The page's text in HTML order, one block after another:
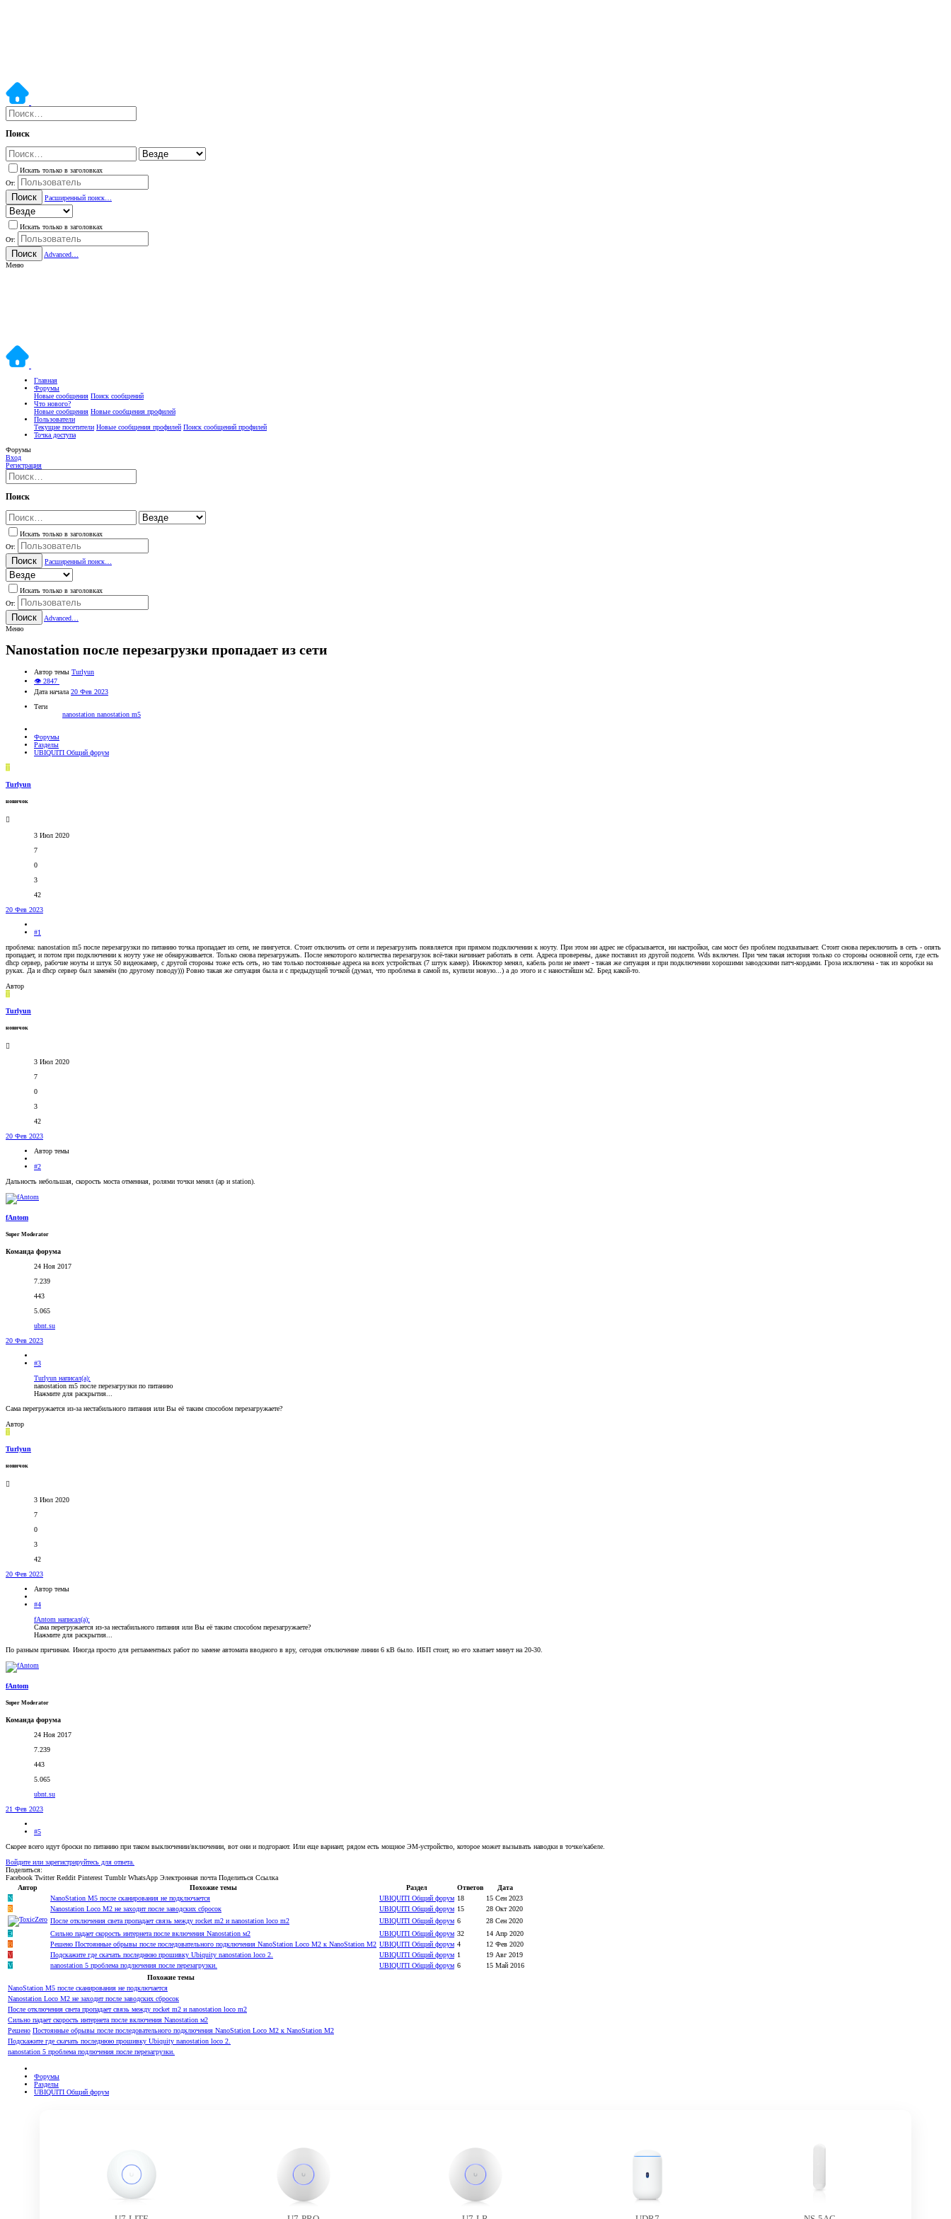
Поиск
Искать только в заголовках
От:
Поиск Расширенный поиск…
Искать только в заголовках
От:
Поиск
Advanced…
Меню
Главная
Форумы
Новые сообщения Поиск сообщений
Что нового?
Новые сообщения Новые сообщения профилей
Пользователи
Текущие посетители Новые сообщения профилей Поиск сообщений профилей
Точка доступа
Форумы
Вход
Регистрация
Поиск
Искать только в заголовках
От:
Поиск Расширенный поиск…
Искать только в заголовках
От:
Поиск
Advanced…
Меню
Nanostation после перезагрузки пропадает из сети
Автор темы Turlyun
👁 2847
Дата начала 20 Фев 2023
Теги
nanostation nanostation m5
Форумы
Разделы
UBIQUITI Общий форум
T
Turlyun
новичок
3 Июл 2020
7
0
3
42
20 Фев 2023
#1
проблема: nanostation m5 после перезагрузки по питанию точка пропадает из сети, не пингуется. Стоит отключить от сети и перезагрузить появляется при прямом подключении к ноуту. При этом ни адрес не сбрасывается, ни настройки, сам мост без проблем подхватывает. Стоит снова переключить в сеть - опять
пропадает, и потом при подключении к ноуту уже не обнаруживается. Только снова перезагружать. После некоторого количества перезагрузок всё-таки начинает работать в сети. Адреса проверены, даже поставил из другой подсети. Wds включен. При чем такая история только со стороны основной сети, где есть
dhcp сервер, рабочие ноуты и штук 50 видеокамер, с другой стороны тоже есть сеть, но там только постоянные адреса на всех устройствах (7 штук камер). Инжектор менял, кабель роли не имеет - такая же ситуация и при подключении хорошими заводскими патч-кордами. Гроза исключена - так из коробки на
руках. Да и dhcp сервер был заменён (по другому поводу))) Ровно такая же ситуация была и с предыдущей точкой (думал, что проблема в самой ns, купили новую...) а до этого и с наностэйшн м2. Бред какой-то.
Автор
T
Turlyun
новичок
3 Июл 2020
7
0
3
42
20 Фев 2023
Автор темы
#2
Дальность небольшая, скорость моста отменная, ролями точки менял (ap и station).
fAntom
Super Moderator
Команда форума
24 Ноя 2017
7.239
443
5.065
ubnt.su
20 Фев 2023
#3
Turlyun написал(а):
nanostation m5 после перезагрузки по питанию
Нажмите для раскрытия...
Сама перегружается из-за нестабильного питания или Вы её таким способом перезагружаете?
Автор
T
Turlyun
новичок
3 Июл 2020
7
0
3
42
20 Фев 2023
Автор темы
#4
fAntom написал(а):
Сама перегружается из-за нестабильного питания или Вы её таким способом перезагружаете?
Нажмите для раскрытия...
По разным причинам. Иногда просто для регламентных работ по замене автомата вводного в вру, сегодня отключение линии 6 кВ было. ИБП стоит, но его хватает минут на 20-30.
fAntom
Super Moderator
Команда форума
24 Ноя 2017
7.239
443
5.065
ubnt.su
21 Фев 2023
#5
Скорее всего идут броски по питанию при таком выключении/включении, вот они и подгорают. Или еще вариант, рядом есть мощное ЭМ-устройство, которое может вызывать наводки в точке/кабеле.
Войдите или зарегистрируйтесь для ответа.
Поделиться:
Facebook Twitter Reddit Pinterest Tumblr WhatsApp Электронная почта Поделиться Ссылка
Автор
Похожие темы Раздел Ответов
Дата
N
NanoStation M5 после сканирования не подключается UBIQUITI Общий форум 18
15 Сен 2023
R
Nanostation Loco M2 не заходит после заводских сбросок UBIQUITI Общий форум 15
28 Окт 2020
После отключения света пропадает связь между rocket m2 и nanostation loco m2
UBIQUITI Общий форум 6
28 Сен 2020
Э
Сильно падает скорость интернета после включения Nanostation м2 UBIQUITI Общий форум 32
14 Апр 2020
B
Решено Постоянные обрывы после последовательного подключения NanoStation Loco M2 к NanoStation M2 UBIQUITI Общий форум 4
12 Фев 2020
V
Подскажите где скачать последнюю прошивку Ubiquity nanostation loco 2. UBIQUITI Общий форум 1
19 Авг 2019
V
nanostation 5 проблема подлючения после перезагрузки. UBIQUITI Общий форум 6
15 Май 2016
Похожие темы
NanoStation M5 после сканирования не подключается
Nanostation Loco M2 не заходит после заводских сбросок
После отключения света пропадает связь между rocket m2 и nanostation loco m2
Сильно падает скорость интернета после включения Nanostation м2
Решено Постоянные обрывы после последовательного подключения NanoStation Loco M2 к NanoStation M2
Подскажите где скачать последнюю прошивку Ubiquity nanostation loco 2.
nanostation 5 проблема подлючения после перезагрузки.
Форумы
Разделы
UBIQUITI Общий форум